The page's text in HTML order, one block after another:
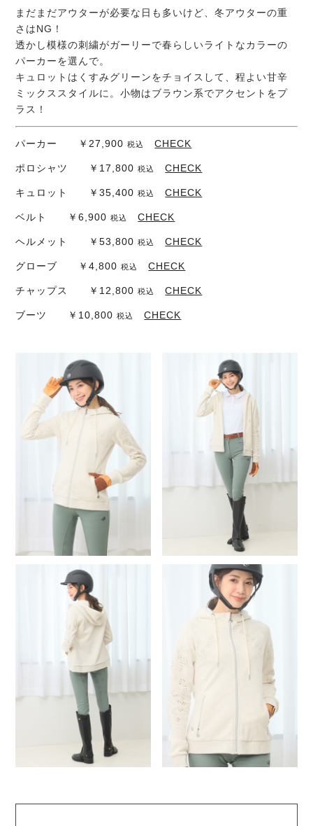
まだまだアウターが必要な日も多いけど、冬アウターの重
さはNG！
透かし模様の刺繍がガーリーで春らしいライトなカラーの
パーカーを選んで。
キュロットはくすみグリーンをチョイスして、程よい甘辛
ミックススタイルに。小物はブラウン系でアクセントをプ
ラス！
パーカー ￥27,900税込 CHECK
ポロシャツ ￥17,800税込 CHECK
キュロット ￥35,400税込 CHECK
ベルト ￥6,900税込 CHECK
ヘルメット ￥53,800税込 CHECK
グローブ ￥4,800税込 CHECK
チャップス ￥12,800税込 CHECK
ブーツ ￥10,800税込 CHECK